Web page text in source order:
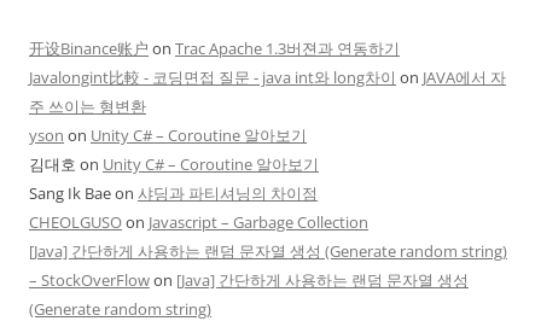
开设Binance账户 on Trac Apache 1.3버젼과 연동하기
Javalongint比較 - 코딩면접 질문 - java int와 long차이 on JAVA에서 자
주 쓰이는 형변환
yson on Unity C# – Coroutine 알아보기
김대호 on Unity C# – Coroutine 알아보기
Sang Ik Baeon 샤딩과 파티셔닝의 차이점
CHEOLGUSOon Javascript – Garbage Collection
[Java] 간단하게 사용하는 랜덤 문자열 생성 (Generate random string)
– StockOverFlowon [Java] 간단하게 사용하는 랜덤 문자열 생성
(Generate random string)